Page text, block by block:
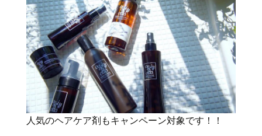
人気のヘアケア剤もキャンペーン対象です！！